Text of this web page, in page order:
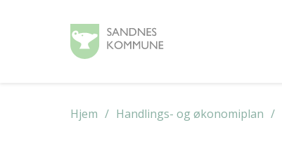
Hjem Handlings- og økonomiplan